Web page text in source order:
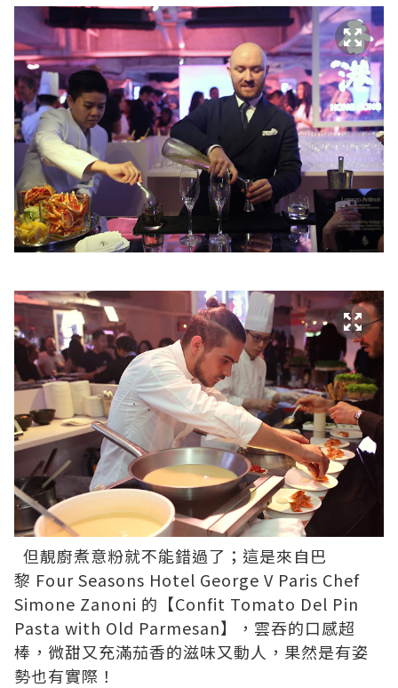
但靚廚煮意粉就不能錯過了；這是來自巴
黎 Four Seasons Hotel George V Paris Chef
Simone Zanoni 的【Confit Tomato Del Pin
Pasta with Old Parmesan】，雲吞的口感超
棒，微甜又充滿茄香的滋味又動人，果然是有姿
勢也有實際！